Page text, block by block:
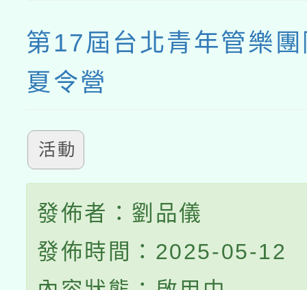
第17屆台北青年管樂
夏令營
活動
發佈者：劉品儀
發佈時間：2025-05-12